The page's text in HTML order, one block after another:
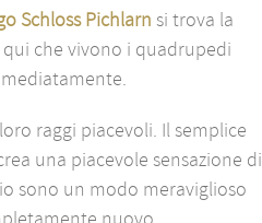
Schloss Pichlarn si trova la
che vivono i quadrupedi
raggi piacevoli. Il semplice
una piacevole sensazione di
sono un modo meraviglioso
nuovo.